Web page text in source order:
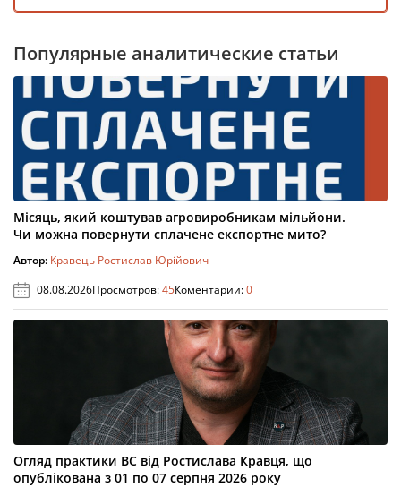
Популярные аналитические статьи
Місяць, який коштував агровиробникам мільйони.
Чи можна повернути сплачене експортне мито?
Автор: Кравець Ростислав Юрійович
08.08.2026Просмотров:45Коментарии:0
Огляд практики ВС від Ростислава Кравця, що
опублікована з 01 по 07 серпня 2026 року